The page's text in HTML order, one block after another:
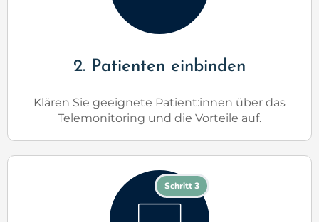
2. Patienten einbinden
Klären Sie geeignete Patient:innen über das
Telemonitoring und die Vorteile auf.
Schritt 3